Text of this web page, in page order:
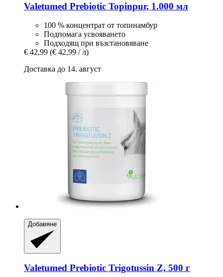
Valetumed Prebiotic Topinpur, 1.000 мл
100 % концентрат от топинамбур
Подпомага усвояването
Подходящ при възстановяване
€ 42,99 (€ 42,99 / л)
Доставка до 14. август
Добавяне
Valetumed Prebiotic Trigotussin Z, 500 г